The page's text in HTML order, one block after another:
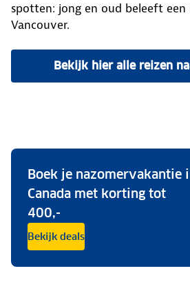
spotten: jong en oud beleeft
Vancouver.
Bekijk hier alle reizen
Boek je nazomervakantie
Canada met korting tot
400,-
Bekijk deals